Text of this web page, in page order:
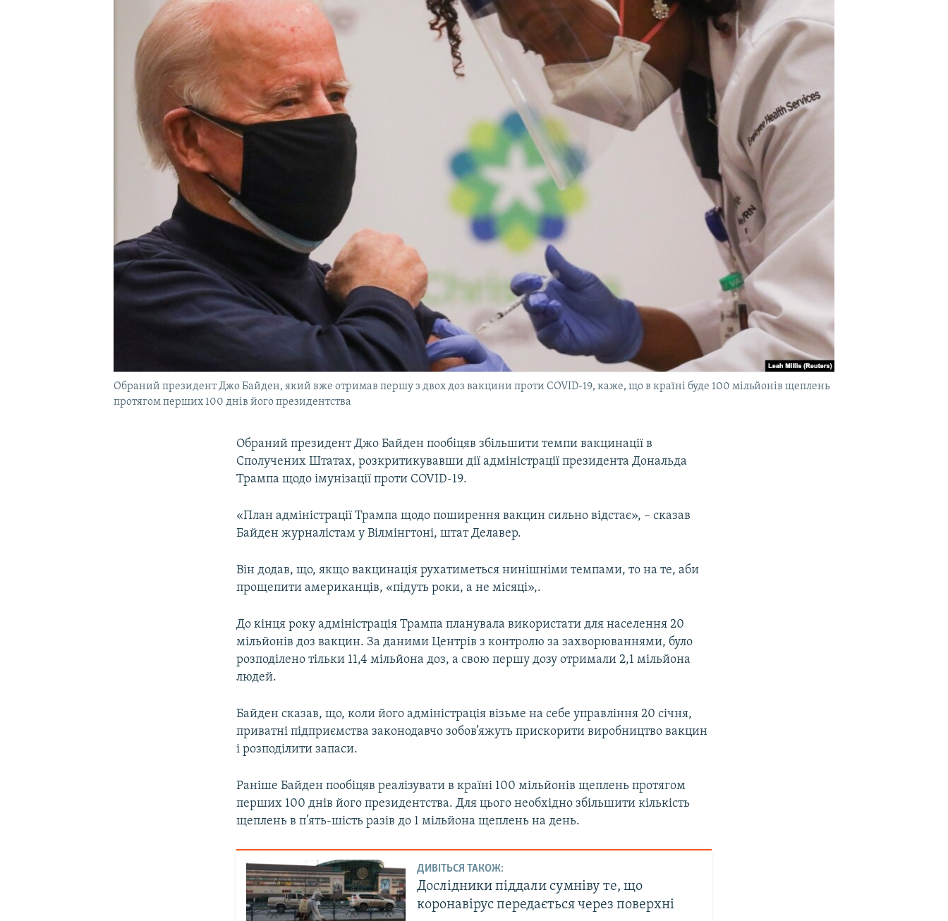
Обраний президент Джо Байден, який вже отримав першу з двох доз вакцини проти COVID-19, каже, що в країні буде 100 мільйонів щеплень
протягом перших 100 днів його президентства
Обраний президент Джо Байден пообіцяв збільшити темпи вакцинації в
Сполучених Штатах, розкритикувавши дії адміністрації президента Дональда
Трампа щодо імунізації проти COVID-19.
«План адміністрації Трампа щодо поширення вакцин сильно відстає», – сказав
Байден журналістам у Вілмінгтоні, штат Делавер.
Він додав, що, якщо вакцинація рухатиметься нинішніми темпами, то на те, аби
прощепити американців, «підуть роки, а не місяці»,.
До кінця року адміністрація Трампа планувала використати для населення 20
мільйонів доз вакцин. За даними Центрів з контролю за захворюваннями, було
розподілено тільки 11,4 мільйона доз, а свою першу дозу отримали 2,1 мільйона
людей.
Байден сказав, що, коли його адміністрація візьме на себе управління 20 січня,
приватні підприємства законодавчо зобов’яжуть прискорити виробництво вакцин
і розподілити запаси.
Раніше Байден пообіцяв реалізувати в країні 100 мільйонів щеплень протягом
перших 100 днів його президентства. Для цього необхідно збільшити кількість
щеплень в п’ять-шість разів до 1 мільйона щеплень на день.
ДИВІТЬСЯ ТАКОЖ:
Дослідники піддали сумніву те, що
коронавірус передається через поверхні